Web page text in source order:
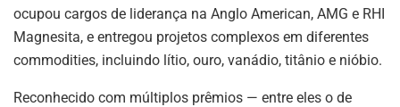
ocupou cargos de liderança na Anglo American, AMG e RHI
Magnesita, e entregou projetos complexos em diferentes
commodities, incluindo lítio, ouro, vanádio, titânio e nióbio.
Reconhecido com múltiplos prêmios — entre eles o de